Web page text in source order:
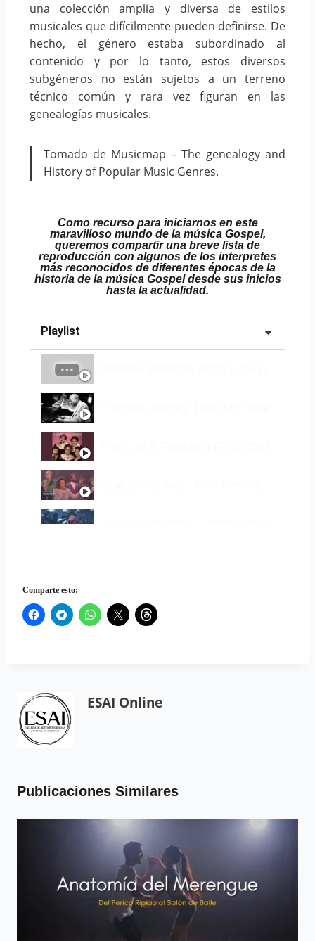
una colección amplia y diversa de estilos
musicales que difícilmente pueden definirse. De
hecho, el género estaba subordinado al
contenido y por lo tanto, estos diversos
subgéneros no están sujetos a un terreno
técnico común y rara vez figuran en las
genealogías musicales.
Tomado de Musicmap – The genealogy and
History of Popular Music Genres.
Como recurso para iniciarnos en este
maravilloso mundo de la música Gospel,
queremos compartir una breve lista de
reproducción con algunos de los interpretes
más reconocidos de diferentes épocas de la
historia de la música Gospel desde sus inicios
hasta la actualidad.
Playlist
Comparte esto:
ESAI Online
Publicaciones Similares